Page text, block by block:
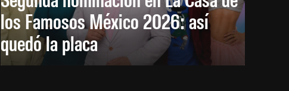
los Famosos México 2026: así
quedó la placa